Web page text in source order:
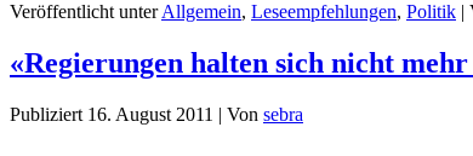
Veröffentlicht unter Allgemein, Leseempfehlungen, Politik |
«Regierungen halten sich nicht mehr
Publiziert 16. August 2011 | Von sebra